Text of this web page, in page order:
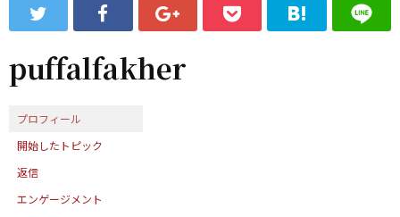
ッ
フ
ォ
ム
puffalfakher
プロフィール
開始したトピック
返信
エンゲージメント